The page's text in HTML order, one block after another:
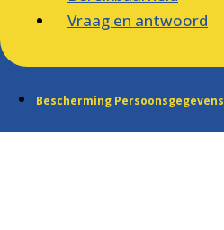
Vraag en antwoord
Bescherming Persoonsgegevens